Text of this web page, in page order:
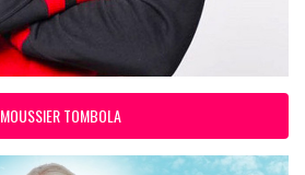
MOUSSIER TOMBOLA